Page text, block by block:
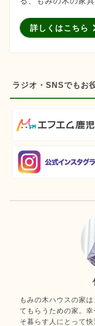
詳しくはこちら
ラジオ・SNSでもお
もみの木ハウスの家
てもらうための家。
そ暮らす人にとって